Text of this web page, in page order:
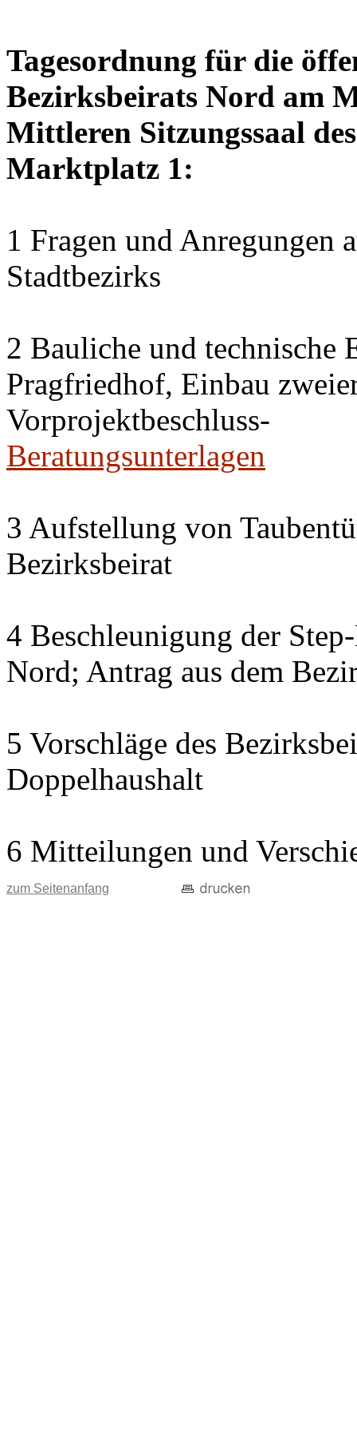
Tagesordnung für die
Bezirksbeirats Nord am
Mittleren Sitzungssaal
Marktplatz 1:
1 Fragen und Anregungen
Stadtbezirks
2 Bauliche und technische
Pragfriedhof, Einbau
Vorprojektbeschluss-
Beratungsunterlagen
3 Aufstellung von
Bezirksbeirat
4 Beschleunigung der
Nord; Antrag aus dem
5 Vorschläge des
Doppelhaushalt
6 Mitteilungen und
zum Seitenanfang